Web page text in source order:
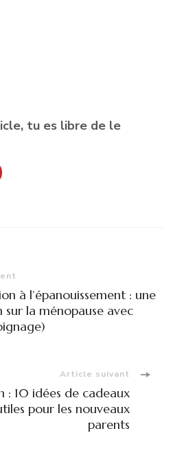
tu es libre de le
à l’épanouissement : une
sur la ménopause avec
Article suivant
: 10 idées de cadeaux
pour les nouveaux
parents